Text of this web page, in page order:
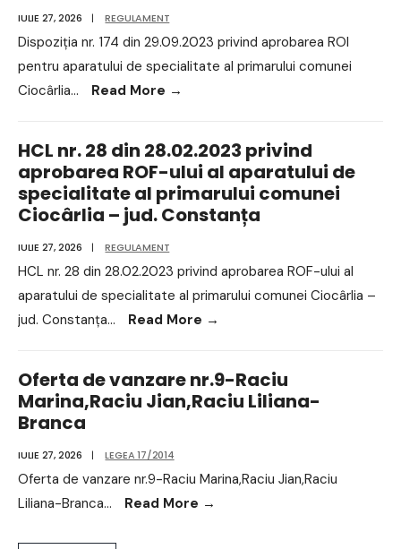
IULIE 27, 2026 | REGULAMENT
Dispoziția nr. 174 din 29.09.2023 privind aprobarea ROI
pentru aparatului de specialitate al primarului comunei
Ciocârlia... Read More →
HCL nr. 28 din 28.02.2023 privind
aprobarea ROF-ului al aparatului de
specialitate al primarului comunei
Ciocârlia – jud. Constanța
IULIE 27, 2026 | REGULAMENT
HCL nr. 28 din 28.02.2023 privind aprobarea ROF-ului al
aparatului de specialitate al primarului comunei Ciocârlia –
jud. Constanța... Read More →
Oferta de vanzare nr.9-Raciu
Marina,Raciu Jian,Raciu Liliana-
Branca
IULIE 27, 2026 | LEGEA 17/2014
Oferta de vanzare nr.9-Raciu Marina,Raciu Jian,Raciu
Liliana-Branca... Read More →